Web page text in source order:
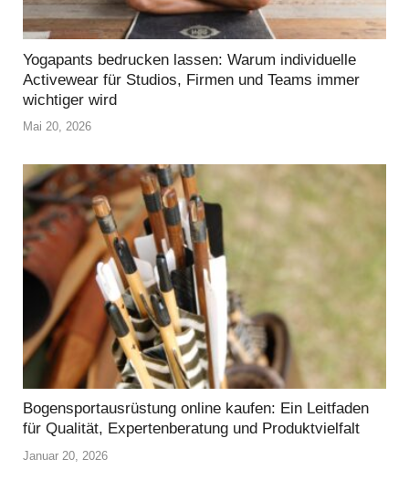
Yogapants bedrucken lassen: Warum individuelle
Activewear für Studios, Firmen und Teams immer
wichtiger wird
Mai 20, 2026
Bogensportausrüstung online kaufen: Ein Leitfaden
für Qualität, Expertenberatung und Produktvielfalt
Januar 20, 2026